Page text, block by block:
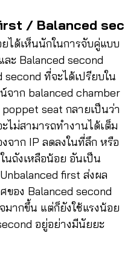
/ Balanced
ได้เห็นนักในการจับคู่แบบ
ะ Balanced second
second ที่จะได้เปรียบใน
น์จาก balanced chamber
seat กลายเป็นว่า
ไม่สามารถทำงานได้เต็ม
จาก IP ลดลงในที่ลึก หรือ
นถังเหลือน้อย อันเป็น
first ส่งผล
ของ Balanced second
มากขึ้น แต่ก็ยังใช้แรงน้อย
อยู่อย่างมีนัยยะ